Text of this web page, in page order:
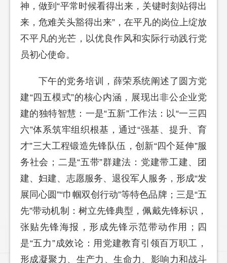
神，做到“平常时候看得出来，关键时刻站得出
来，危难关头豁得出来”，在平凡的岗位上绽放
不平凡的光芒，以优良作风和实际行动践行党
员初心使命。
下午的党务培训，薛荣系统阐述了圆方党
建“四五模式”的核心内涵，展现出非公企业党
建的独特智慧：一是“五新”工作法：以“一三四
六”体系筑牢组织根基，通过“强基、提升、育
才”三大工程锻造先锋队伍，创新“四个延伸”服
务社会；二是“五带”群建法：党建带工建、团
建、妇建、志愿服务、退役军人服务，形成“发
展同心圆”“巾帼双创行动”等特色品牌；三是“五
先”带动机制：树立先锋典型，佩戴先锋标识，
张贴先锋海报，形成先锋示范带动作用；四
是“五力”成效论：用党建教育引领百万职工，
形成凝聚力、生产力、生命力、影响力和战斗